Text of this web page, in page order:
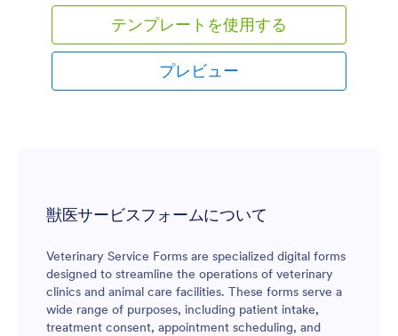
の体重、モニタリングトラッカーと現在患っている
病気などの情報が含まれています。
テンプレートを使用する
プレビュー
獣医サービスフォームについて
Veterinary Service Forms are specialized digital forms
designed to streamline the operations of veterinary
clinics and animal care facilities. These forms serve a
wide range of purposes, including patient intake,
treatment consent, appointment scheduling, and